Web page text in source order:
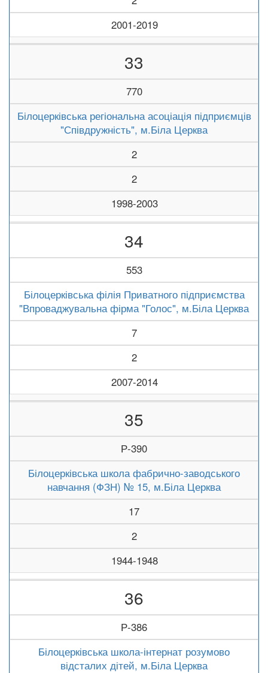
2001-2019
33
770
Білоцерківська регіональна асоціація підприємців
"Співдружність", м.Біла Церква
2
2
1998-2003
34
553
Білоцерківська філія Приватного підприємства
"Впроваджувальна фірма "Голос", м.Біла Церква
7
2
2007-2014
35
Р-390
Білоцерківська школа фабрично-заводського
навчання (ФЗН) № 15, м.Біла Церква
17
2
1944-1948
36
Р-386
Білоцерківська школа-інтернат розумово
відсталих дітей, м.Біла Церква